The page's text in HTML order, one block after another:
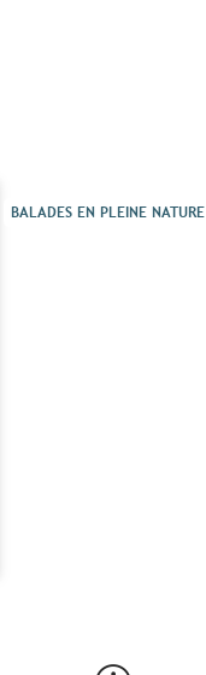
BALADES EN PLEINE NATURE